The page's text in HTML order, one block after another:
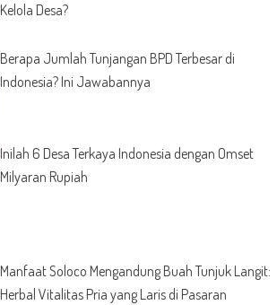
Kelola Desa?
Berapa Jumlah Tunjangan BPD Terbesar di
Indonesia? Ini Jawabannya
Inilah 6 Desa Terkaya Indonesia dengan Omset
Milyaran Rupiah
Manfaat Soloco Mengandung Buah Tunjuk Langit:
Herbal Vitalitas Pria yang Laris di Pasaran